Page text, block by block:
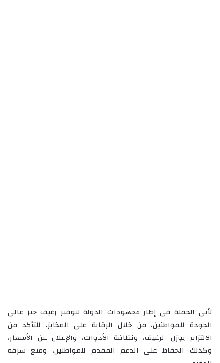
تأتى الحملة فى إطار مجهودات الدولة لتوفير رغيف خبز عالى
الجودة للمواطنين، من خلال الرقابة على المخابز، للتأكد من
الالتزام بوزن الرغيف، ونظافة الأدوات، والإعلان عن الأسعار،
وكذلك الحفاظ على الدعم المقدم للمواطنين، ومنع سرقة